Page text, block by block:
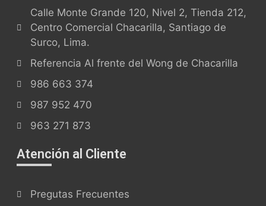
Calle Monte Grande 120, Nivel 2, Tienda 212,
Centro Comercial Chacarilla, Santiago de
Surco, Lima.
Referencia Al frente del Wong de Chacarilla
986 663 374
987 952 470
963 271 873
Atención al Cliente
Pregutas Frecuentes